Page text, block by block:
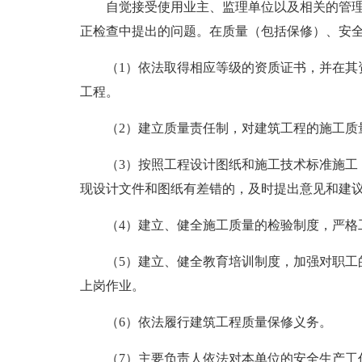
自觉接受使用业主、监理单位以及相关的管
正检查中提出的问题。在质量（包括保修）、安
（1）依法取得相应等级的资质证书，并在
工程。
（2）建立质量责任制，对建筑工程的施工
（3）按照工程设计图纸和施工技术标准施
现设计文件和图纸有差错的，及时提出意见和建
（4）建立、健全施工质量的检验制度，严
（5）建立、健全教育培训制度，加强对职
上岗作业。
（6）依法履行建筑工程质量保修义务。
（7）主要负责人依法对本单位的安全生产